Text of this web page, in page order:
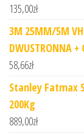
135,00zł
3M 25MM/5M
DWUSTRONNA +
58,66zł
Stanley Fatmax
200Kg
889,00zł